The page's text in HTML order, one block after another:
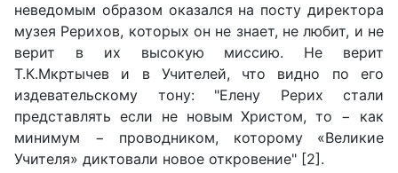
неведомым образом оказался на посту директора
музея Рерихов, которых он не знает, не любит, и не
верит в их высокую миссию. Не верит
Т.К.Мкртычев и в Учителей, что видно по его
издевательскому тону: "Елену Рерих стали
представлять если не новым Христом, то − как
минимум − проводником, которому «Великие
Учителя» диктовали новое откровение" [2].